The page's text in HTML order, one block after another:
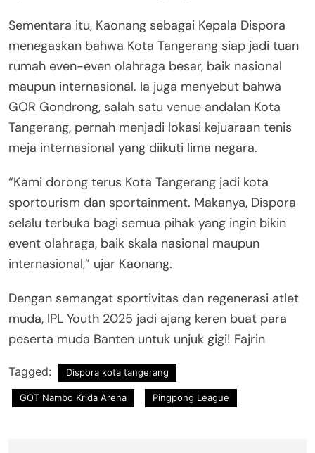
Sementara itu, Kaonang sebagai Kepala Dispora
menegaskan bahwa Kota Tangerang siap jadi tuan
rumah even-even olahraga besar, baik nasional
maupun internasional. Ia juga menyebut bahwa
GOR Gondrong, salah satu venue andalan Kota
Tangerang, pernah menjadi lokasi kejuaraan tenis
meja internasional yang diikuti lima negara.
“Kami dorong terus Kota Tangerang jadi kota
sportourism dan sportainment. Makanya, Dispora
selalu terbuka bagi semua pihak yang ingin bikin
event olahraga, baik skala nasional maupun
internasional,” ujar Kaonang.
Dengan semangat sportivitas dan regenerasi atlet
muda, IPL Youth 2025 jadi ajang keren buat para
peserta muda Banten untuk unjuk gigi! Fajrin
Tagged: Dispora kota tangerang
GOT Nambo Krida Arena Pingpong League